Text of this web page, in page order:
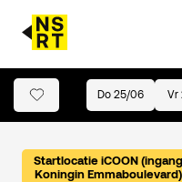
agenda &
nieuws
Startlocatie iCOON (ingang
Koningin Emmaboulevard)
Do 25/06 Vr